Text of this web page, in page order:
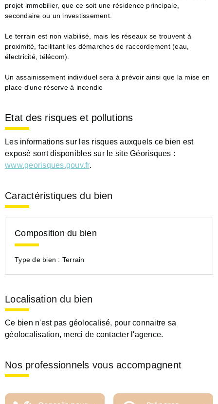
projet immobilier, que ce soit une résidence principale,
secondaire ou un investissement.
Le terrain est non viabilisé, mais les réseaux se trouvent à
proximité, facilitant les démarches de raccordement (eau,
électricité, télécom).
Un assainissement individuel sera à prévoir ainsi que la mise en
place d'une réserve à incendie
Etat des risques et pollutions
Les informations sur les risques auxquels ce bien est
exposé sont disponibles sur le site Géorisques :
www.georisques.gouv.fr.
Caractéristiques du bien
Composition du bien
Type de bien : Terrain
Localisation du bien
Ce bien n'est pas géolocalisé, pour connaitre sa
géolocalisation, merci de contacter l'agence.
Nos professionnels vous accompagnent